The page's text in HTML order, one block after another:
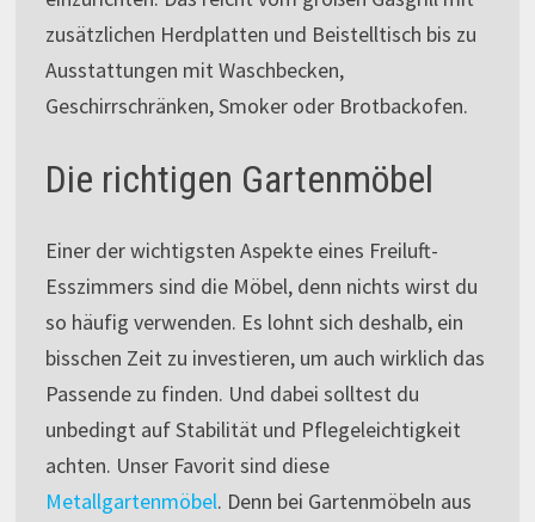
zusätzlichen Herdplatten und Beistelltisch bis zu
Ausstattungen mit Waschbecken,
Geschirrschränken, Smoker oder Brotbackofen.
Die richtigen Gartenmöbel
Einer der wichtigsten Aspekte eines Freiluft-
Esszimmers sind die Möbel, denn nichts wirst du
so häufig verwenden. Es lohnt sich deshalb, ein
bisschen Zeit zu investieren, um auch wirklich das
Passende zu finden. Und dabei solltest du
unbedingt auf Stabilität und Pflegeleichtigkeit
achten. Unser Favorit sind diese
Metallgartenmöbel. Denn bei Gartenmöbeln aus